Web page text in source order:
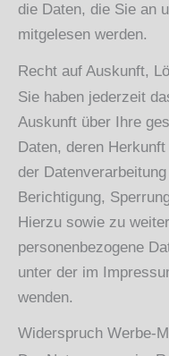
die Daten, die Sie an
mitgelesen werden.
Recht auf Auskunft,
Sie haben jederzeit
Auskunft über Ihre
Daten, deren
der
Berichtigung,
Hierzu sowie zu
personenbezogene
unter der im
wenden.
Widerspruch Werbe-